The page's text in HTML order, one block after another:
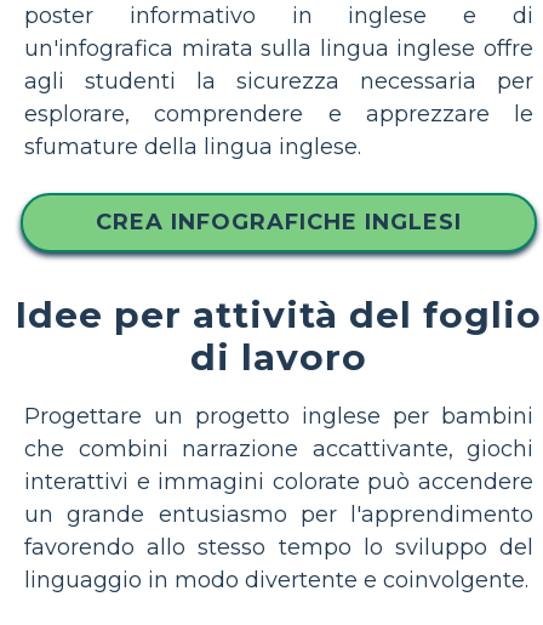
poster informativo in inglese e di
un'infografica mirata sulla lingua inglese offre
agli studenti la sicurezza necessaria per
esplorare, comprendere e apprezzare le
sfumature della lingua inglese.
CREA INFOGRAFICHE INGLESI
Idee per attività del foglio
di lavoro
Progettare un progetto inglese per bambini
che combini narrazione accattivante, giochi
interattivi e immagini colorate può accendere
un grande entusiasmo per l'apprendimento
favorendo allo stesso tempo lo sviluppo del
linguaggio in modo divertente e coinvolgente.